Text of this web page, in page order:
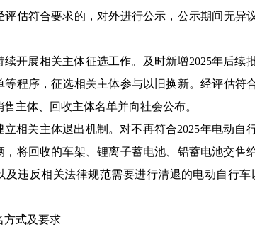
评估符合要求的，对外进行公示，公示期间无异
续开展相关主体征选工作。及时新增2025年后
等程序，征选相关主体参与以旧换新。经评估符
主体、回收主体名单并向社会公布。
立相关主体退出机制。对不再符合2025年电动
，将回收的车架、锂离子蓄电池、铅蓄电池交
及违反相关法律规范需要进行清退的电动自行
方式及要求